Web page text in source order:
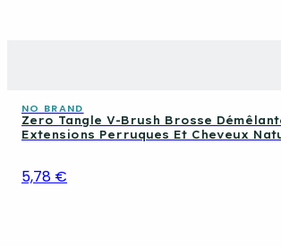
NO BRAND
Zero Tangle V-Brush Brosse
Extensions Perruques Et Cheveux
5,78 €